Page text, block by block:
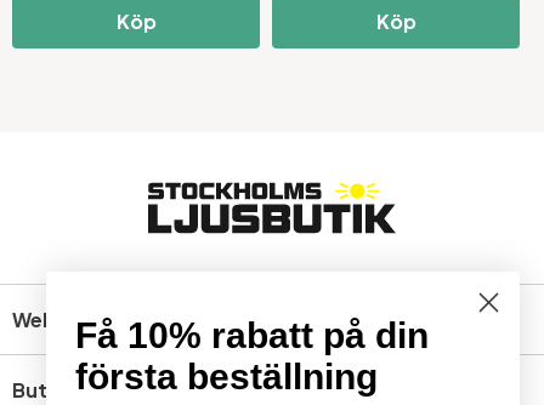
Köp
Köp
Webbshop
Butik
Få 10% rabatt på din
första beställning